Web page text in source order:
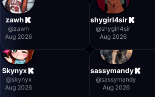
zawh
@zawh
Aug 2026
shygirl4sir
@shygirl4sir
Aug 2026
Skynyx
@skynyx
Aug 2026
sassymandy
@sassymandy
Aug 2026